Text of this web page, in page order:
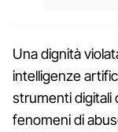
Una dignità
intelligenze
strumenti digitali
fenomeni di